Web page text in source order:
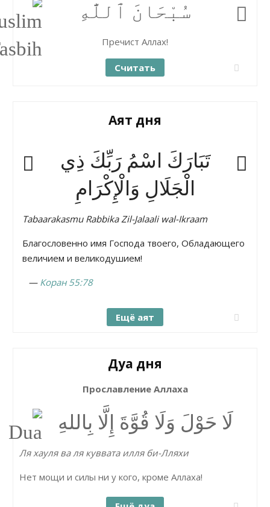
سُبْحَانَ ٱللَّٰهِ
Пречист Аллах!
Считать
Аят дня
تَبَارَكَ اسْمُ رَبِّكَ ذِي
الْجَلَالِ وَالْإِكْرَامِ
Tabaarakasmu Rabbika Zil-Jalaali wal-Ikraam
Благословенно имя Господа твоего, Обладающего
величием и великодушием!
— Коран 55:78
Ещё аят
Дуа дня
Прославление Аллаха
لَا حَوْلَ وَلَا قُوَّةَ إِلَّا بِاللهِ
Ля хауля ва ля куввата илля би-Лляхи
Нет мощи и силы ни у кого, кроме Аллаха!